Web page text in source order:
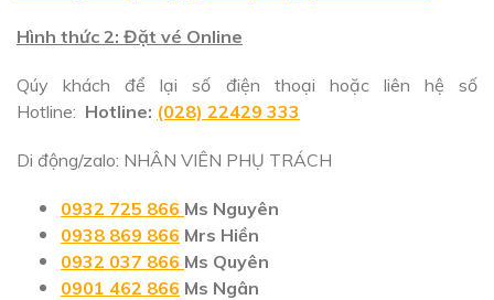
Hình thức 2: Đặt vé Online
Qúy khách để lại số điện thoại hoặc liên hệ số
Hotline: Hotline: (028) 22429 333
Di động/zalo: NHÂN VIÊN PHỤ TRÁCH
0932 725 866 Ms Nguyên
0938 869 866 Mrs Hiền
0932 037 866 Ms Quyên
0901 462 866 Ms Ngân